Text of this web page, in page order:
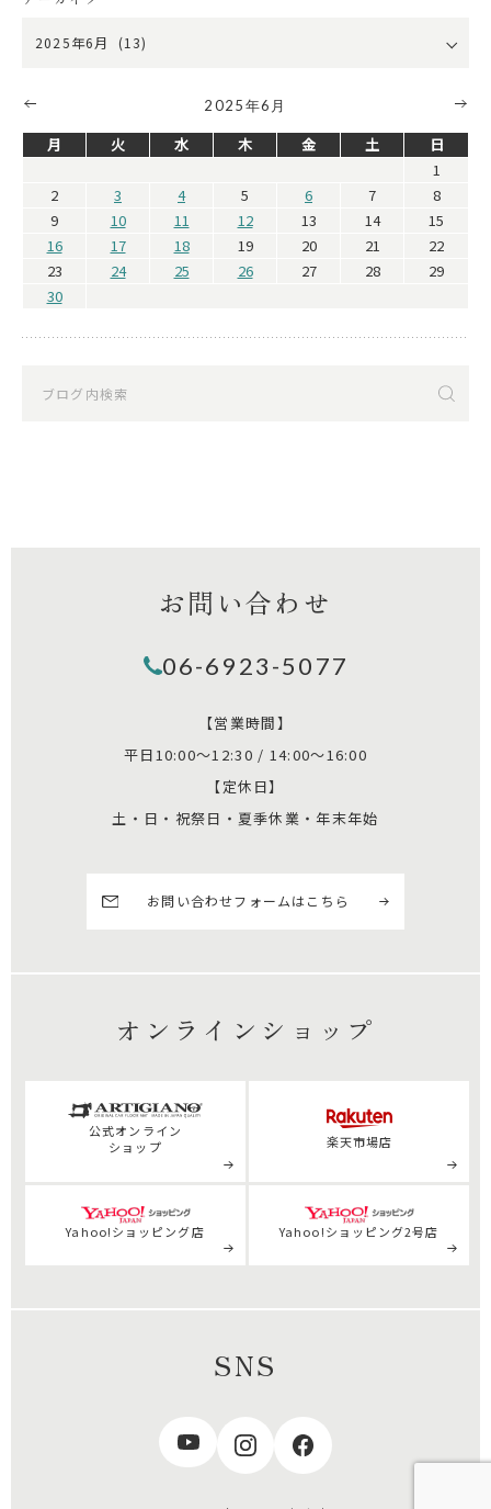
2025年6月
月 火 水 木 金 土
日
1
2
3 4 5 6 7
8
9
10 11 12 13 14
15
16
17 18 19 20 21
22
23
24 25 26 27 28
29
30
お問い合わせ
06-6923-5077
【営業時間】
平日10:00～12:30 / 14:00～16:00
【定休日】
土・日・祝祭日・夏季休業・年末年始
お問い合わせフォームはこちら
オンラインショップ
公式オンライン
ショップ
楽天市場店
Yahoo!ショッピング店 Yahoo!ショッピング2号店
SNS